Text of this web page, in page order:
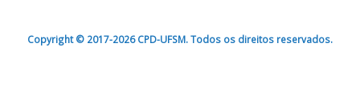
Copyright © 2017-2026 CPD-UFSM. Todos os direitos reservados.